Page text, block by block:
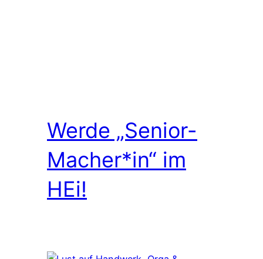
Werde „Senior-
Macher*in“ im
HEi!